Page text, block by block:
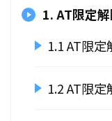
1. AT限定
1.1 AT限定
1.2 AT限